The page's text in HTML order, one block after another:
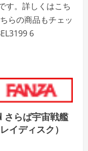
す。詳しくはこち
らの商品もチェッ
6
さらば宇宙戦艦
イディスク）